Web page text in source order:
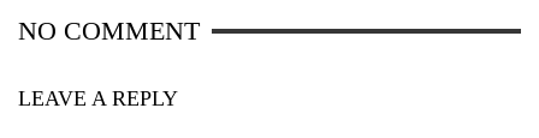
NO COMMENT
LEAVE A REPLY